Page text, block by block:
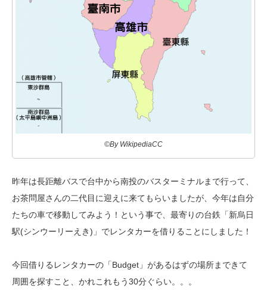
©By WikipediaCC
昨年は長距離バスで台中から南投のバスターミナルまで行って、
お茶問屋さんの二代目に迎えに来てもらいましたが、今年は自分
たちの車で移動してみよう！ という事で、最寄りの台鉄「新烏日
駅(シンウーリーえき)」でレンタカーを借りることにしました！
今回借りるレンタカーの「Budget」があるはずの場所まできて
周囲を探すこと、 かれこれもう30分ぐらい。。。